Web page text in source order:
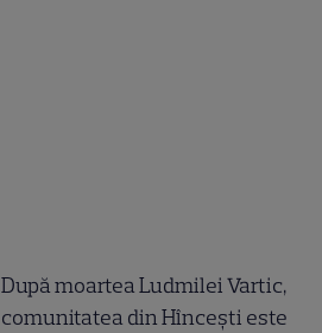
După moartea Ludmilei Vartic,
comunitatea din Hîncești este